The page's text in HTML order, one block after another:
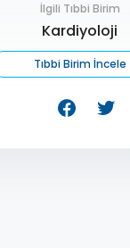
İlgili Tıbbi Birim
Kardiyoloji
Tıbbi Birim İncele